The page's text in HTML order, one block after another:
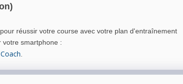
réussir votre course avec votre plan d'entraînement
votre smartphone :
.